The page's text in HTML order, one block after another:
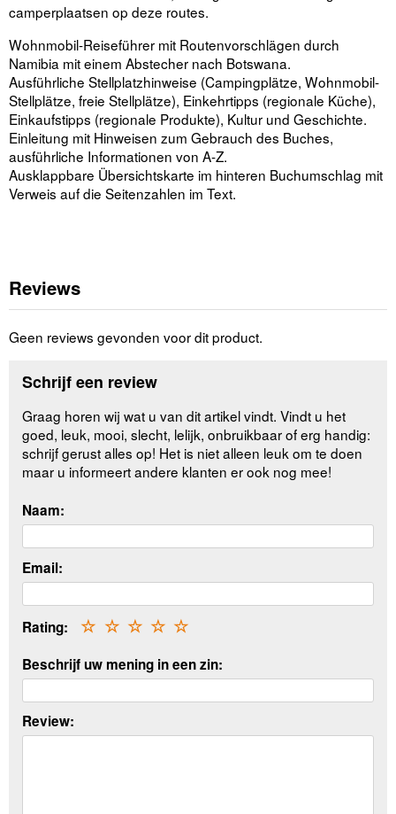
camperplaatsen op deze routes.
Wohnmobil-Reiseführer mit Routenvorschlägen durch
Namibia mit einem Abstecher nach Botswana.
Ausführliche Stellplatzhinweise (Campingplätze, Wohnmobil-
Stellplätze, freie Stellplätze), Einkehrtipps (regionale Küche),
Einkaufstipps (regionale Produkte), Kultur und Geschichte.
Einleitung mit Hinweisen zum Gebrauch des Buches,
ausführliche Informationen von A-Z.
Ausklappbare Übersichtskarte im hinteren Buchumschlag mit
Verweis auf die Seitenzahlen im Text.
Reviews
Geen reviews gevonden voor dit product.
Schrijf een review
Graag horen wij wat u van dit artikel vindt. Vindt u het
goed, leuk, mooi, slecht, lelijk, onbruikbaar of erg handig:
schrijf gerust alles op! Het is niet alleen leuk om te doen
maar u informeert andere klanten er ook nog mee!
Naam:
Email:
Rating: ☆
☆
☆
☆
☆
Beschrijf uw mening in een zin:
Review: